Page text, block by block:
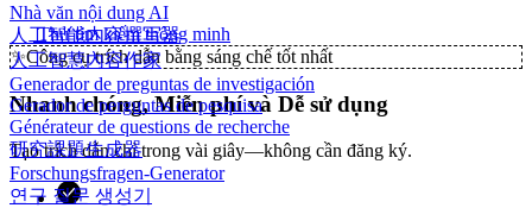
Nhà văn nội dung AI
人工智能内容撰写器
人工智慧內容作家
Generador de preguntas de investigación
Gerador de perguntas de pesquisa
Générateur de questions de recherche
研究課題生成器
Forschungsfragen-Generator
연구 질문 생성기
Thử tìm kiếm thông minh
✨Công cụ trích dẫn bằng sáng chế tốt nhất
Nhanh chóng, Miễn phí và Dễ sử dụng
Tạo trích dẫn chỉ trong vài giây—không cần đăng ký.